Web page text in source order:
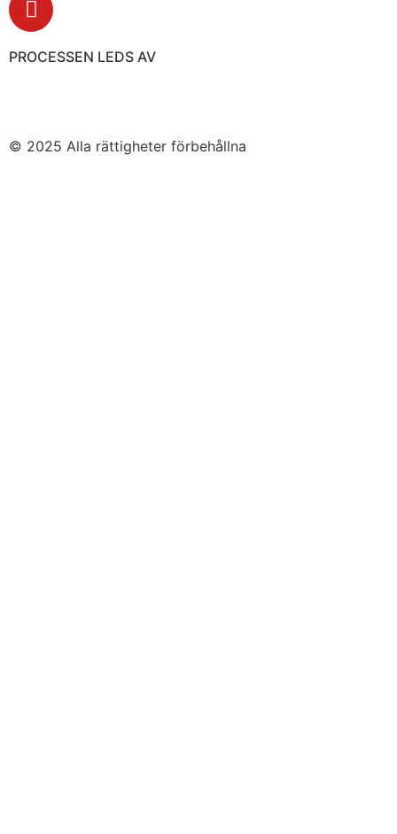
PROCESSEN LEDS AV
© 2025 Alla rättigheter förbehållna